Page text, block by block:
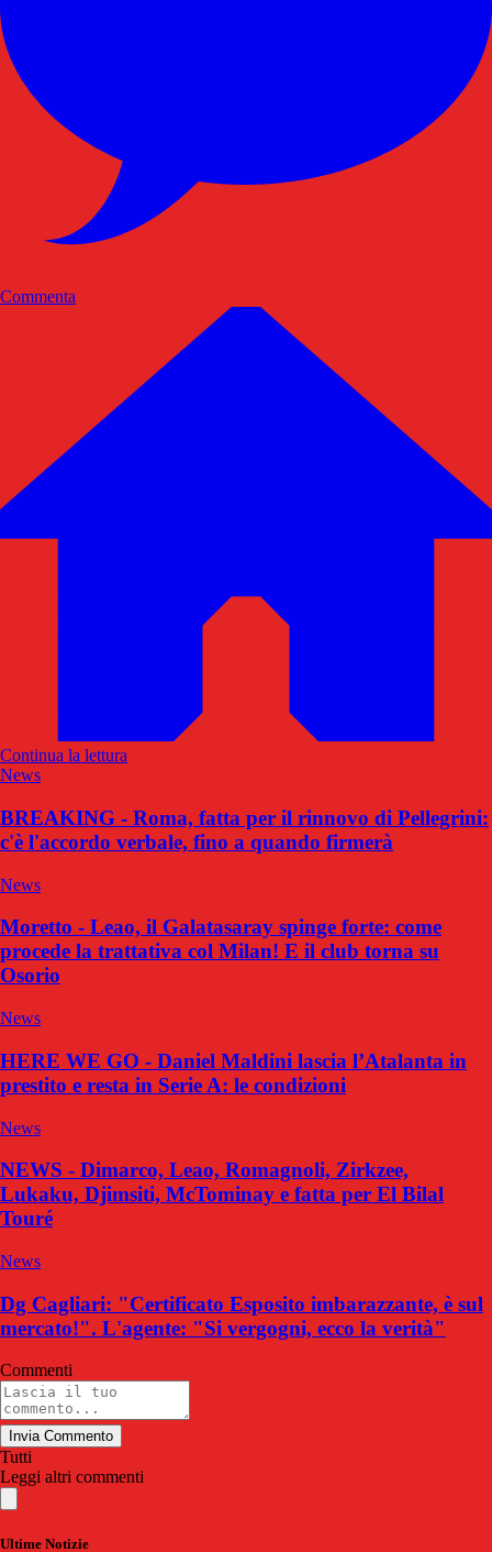
Commenta
Continua la lettura
News
BREAKING - Roma, fatta per il rinnovo di Pellegrini:
c'è l'accordo verbale, fino a quando firmerà
News
Moretto - Leao, il Galatasaray spinge forte: come
procede la trattativa col Milan! E il club torna su
Osorio
News
HERE WE GO - Daniel Maldini lascia l’Atalanta in
prestito e resta in Serie A: le condizioni
News
NEWS - Dimarco, Leao, Romagnoli, Zirkzee,
Lukaku, Djimsiti, McTominay e fatta per El Bilal
Touré
News
Dg Cagliari: "Certificato Esposito imbarazzante, è sul
mercato!". L'agente: "Si vergogni, ecco la verità"
Commenti
Invia Commento
Tutti
Leggi altri commenti
Ultime Notizie